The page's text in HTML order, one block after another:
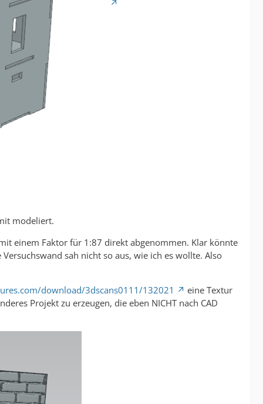
modeliert.
einem Faktor für 1:87 direkt abgenommen. Klar könnte
sah nicht so aus, wie ich es wollte. Also
download/3dscans0111/132021
eine Textur
Projekt zu erzeugen, die eben NICHT nach CAD